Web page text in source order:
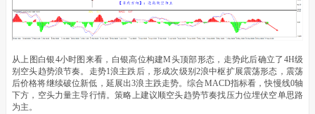
从上图白银4小时图来看，白银高位构建M头顶部形态，走势此后确立了4H级
别空头趋势浪节奏。走势1浪主跌后，形成次级别2浪中枢扩展震荡形态，震荡
后价格将继续破位新低，延展出3浪主跌走势。综合MACD指标看，快慢线0轴
下方，空头力量主导行情。策略上建议顺空头趋势节奏找压力位埋伏空单思路
为主。